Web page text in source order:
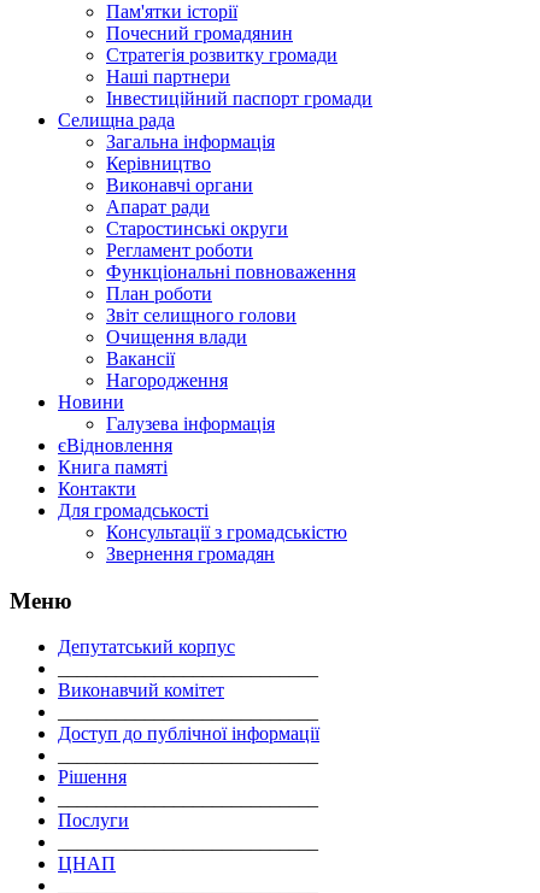
Пам'ятки історії
Почесний громадянин
Стратегія розвитку громади
Наші партнери
Інвестиційний паспорт громади
Селищна рада
Загальна інформація
Керівництво
Виконавчі органи
Апарат ради
Старостинські округи
Регламент роботи
Функціональні повноваження
План роботи
Звіт селищного голови
Очищення влади
Вакансії
Нагородження
Новини
Галузева інформація
єВідновлення
Книга памяті
Контакти
Для громадськості
Консультації з громадськістю
Звернення громадян
Меню
Депутатський корпус
Виконавчий комітет
Доступ до публічної інформації
Рішення
Послуги
ЦНАП